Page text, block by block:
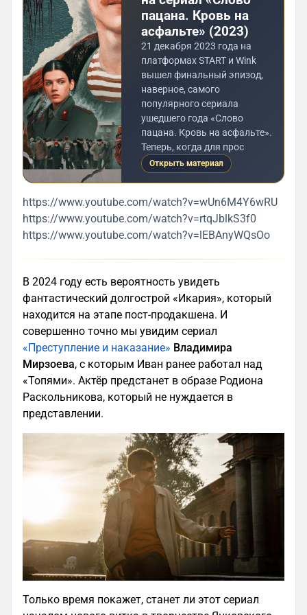
пацана. Кровь на
асфальте» (2023)
21 декабря 2023 года на
платформах START и Wink
вышел финальный эпизод,
наверное, самого
популярного сериала
ушедшего года «Слово
пацана. Кровь на асфальте».
Теперь, когда для прос
Открыть материал
https://www.youtube.com/watch?v=wUn6M4Y6wRU
https://www.youtube.com/watch?v=rtqJblkS3f0
https://www.youtube.com/watch?v=lEBAnyWQsOo
В 2024 году есть вероятность увидеть
фантастический долгострой «Икария», который
находится на этапе пост-продакшена. И
совершенно точно мы увидим сериал
«Преступление и наказание» Владимира
Мирзоева, с которым Иван ранее работал над
«Топями». Актёр предстанет в образе Родиона
Раскольникова, который не нуждается в
представлении.
Только время покажет, станет ли этот сериал